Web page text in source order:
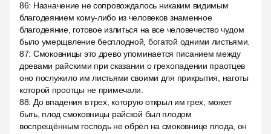
86: Назначение не сопровождалось никаким видимым
благодеянием кому-либо из человеков знаменное
благодеяние, готовое излиться на все человечество чудом
было умерщвление бесплодной, богатой одними листьями.
87: Смоковницы это древо упоминается писанием между
древами райскими при сказании о грехопадении праотцев
оно послужило им листьями своими для прикрытия, наготы
которой проотцы не примечали.
88: До впадения в грех, которую открыл им грех, может
быть, плод смоковницы райской был плодом
воспрещённым господь не обрёл на смоковнице плода, он